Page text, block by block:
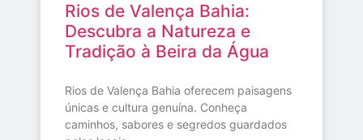
Rios de Valença Bahia:
Descubra a Natureza e
Tradição à Beira da Água
Rios de Valença Bahia oferecem paisagens
únicas e cultura genuína. Conheça
caminhos, sabores e segredos guardados